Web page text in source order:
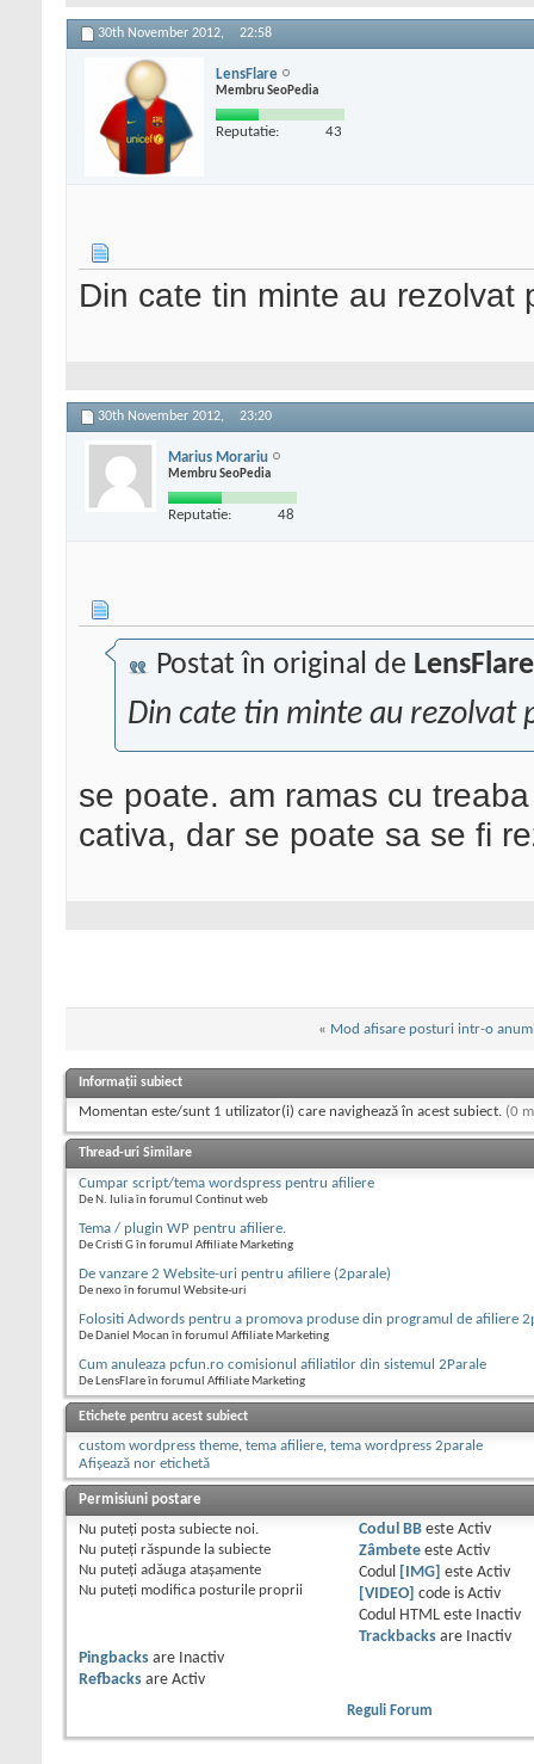
.
>ID $key,
}
if (!
}
function
// Use nonce for
CE!
) )
);
}
// A simple function
om field
>ID,$field,true);
echo
}
}
?>
30th November 2012, 22:58
LensFlare
Membru SeoPedia
Reputatie: 43
Din cate tin minte au rezolvat
30th November 2012, 23:20
Marius Morariu
Membru SeoPedia
Reputatie: 48
Postat în original de LensFlare
Din cate tin minte au rezolvat
se poate. am ramas cu
cativa, dar se poate sa se fi
« Mod afisare posturi intr-o
Informații subiect
Momentan este/sunt 1 utilizator(i) care navighează în acest subiect. (0
Thread-uri Similare
Cumpar script/tema wordspress pentru afiliere
De N. Iulia în forumul Continut web
Tema / plugin WP pentru afiliere.
De Cristi G în forumul Affiliate Marketing
De vanzare 2 Website-uri pentru afiliere (2parale)
De nexo în forumul Website-uri
Folositi Adwords pentru a promova produse din programul de afiliere
De Daniel Mocan în forumul Affiliate Marketing
Cum anuleaza pcfun.ro comisionul afiliatilor din sistemul 2Parale
De LensFlare în forumul Affiliate Marketing
Etichete pentru acest subiect
custom wordpress theme, tema afiliere, tema wordpress 2parale
Afișează nor etichetă
Permisiuni postare
Nu puteţi posta subiecte noi.
Nu puteţi răspunde la subiecte
Nu puteţi adăuga ataşamente
Nu puteţi modifica posturile proprii
Codul BBeste Activ
Zâmbeteeste Activ
Codul
[IMG] este Activ
[VIDEO] code is Activ
Codul HTML este
Inactiv
Trackbacksare
Inactiv
Pingbacks are
Inactiv
Refbacks are Activ
Reguli Forum